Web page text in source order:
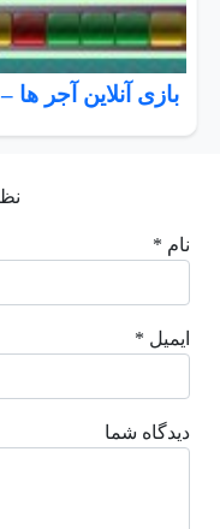
بازی آنلاین آجر
نام *
ایمیل *
دیدگاه شما